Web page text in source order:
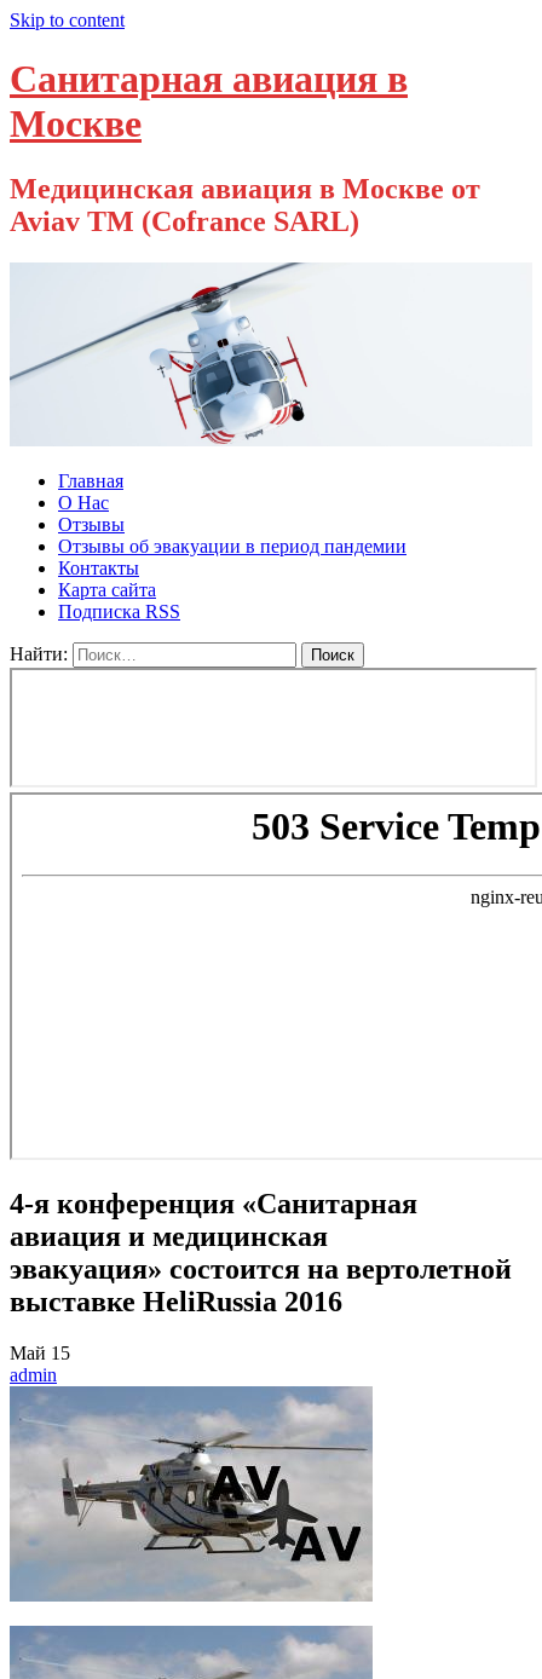
Skip to content
Санитарная авиация в
Москве
Медицинская авиация в Москве от
Aviav TM (Cofrance SARL)
Главная
О Нас
Отзывы
Отзывы об эвакуации в период пандемии
Контакты
Карта сайта
Подписка RSS
Найти:
4-я конференция «Санитарная
авиация и медицинская
эвакуация» состоится на вертолетной
выставке HeliRussia 2016
Май 15
admin